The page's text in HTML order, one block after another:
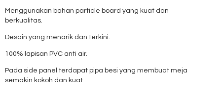
Menggunakan bahan particle board yang kuat dan
berkualitas.
Desain yang menarik dan terkini.
100% lapisan PVC anti air.
Pada side panel terdapat pipa besi yang membuat meja
semakin kokoh dan kuat.